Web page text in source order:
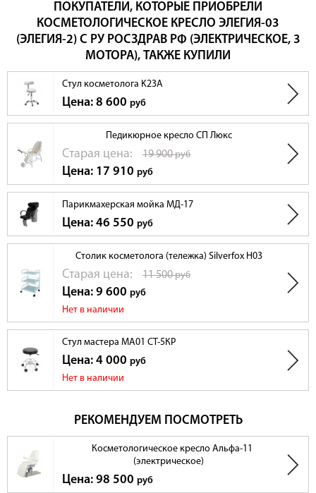
ПОКУПАТЕЛИ, КОТОРЫЕ ПРИОБРЕЛИ
КОСМЕТОЛОГИЧЕСКОЕ КРЕСЛО ЭЛЕГИЯ-03
(ЭЛЕГИЯ-2) С РУ РОСЗДРАВ РФ (ЭЛЕКТРИЧЕСКОЕ, 3
МОТОРА), ТАКЖЕ КУПИЛИ
Стул косметолога K23A
Цена: 8 600 руб
Педикюрное кресло СП Люкс
Cтарая цена: 19 900руб
Цена: 17 910 руб
Парикмахерская мойка МД-17
Цена: 46 550 руб
Столик косметолога (тележка) Silverfox H03
Cтарая цена: 11 500руб
Цена: 9 600 руб
Нет в наличии
Стул мастера МА01 СТ-5КР
Цена: 4 000 руб
Нет в наличии
РЕКОМЕНДУЕМ ПОСМОТРЕТЬ
Косметологическое кресло Альфа-11
(электрическое)
Цена: 98 500 руб